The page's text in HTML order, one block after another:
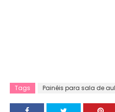
Tags Painéis para sala de